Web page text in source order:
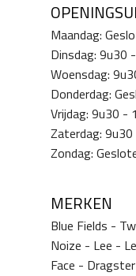
Maandag:
Dinsdag: 9u30
Woensdag:
Donderdag:
Vrijdag: 9u30 -
Zaterdag:
Zondag:
MERKEN
Blue Fields -
Noize - Lee -
Face -